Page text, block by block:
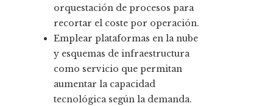
orquestación de procesos para
recortar el coste por operación.
Emplear plataformas en la nube
y esquemas de infraestructura
como servicio que permitan
aumentar la capacidad
tecnológica según la demanda.